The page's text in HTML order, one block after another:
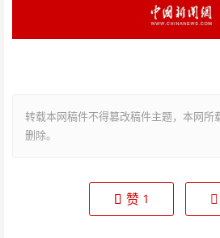
转载本网稿件不得篡改稿件主题，本网所
删除。
赞 1